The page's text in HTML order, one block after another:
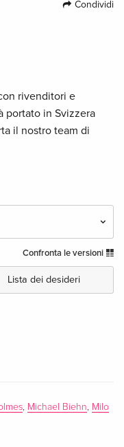
Condividi
rivenditori e
portato in Svizzera
il nostro team di
CHF 18.50
Confronta le versioni
Lista dei desideri
, Michael Biehn, Milo